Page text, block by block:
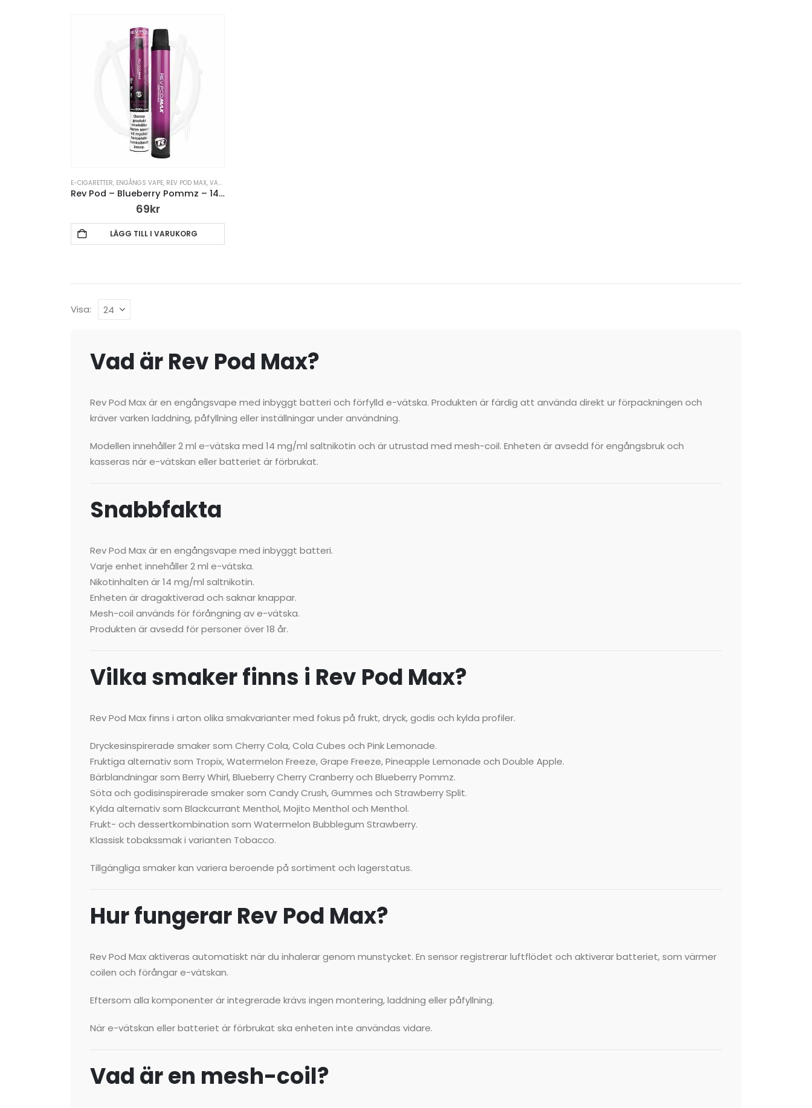
E-CIGARETTER, ENGÅNGS VAPE, REV POD MAX, VAPE PENNA
Rev Pod – Blueberry Pommz – 14mg Engångsvape
69kr
LÄGG TILL I VARUKORG
Visa:
Vad är Rev Pod Max?
Rev Pod Max är en engångsvape med inbyggt batteri och förfylld e-vätska. Produkten är färdig att använda direkt ur förpackningen och
kräver varken laddning, påfyllning eller inställningar under användning.
Modellen innehåller 2 ml e-vätska med 14 mg/ml saltnikotin och är utrustad med mesh-coil. Enheten är avsedd för engångsbruk och
kasseras när e-vätskan eller batteriet är förbrukat.
Snabbfakta
Rev Pod Max är en engångsvape med inbyggt batteri.
Varje enhet innehåller 2 ml e-vätska.
Nikotinhalten är 14 mg/ml saltnikotin.
Enheten är dragaktiverad och saknar knappar.
Mesh-coil används för förångning av e-vätska.
Produkten är avsedd för personer över 18 år.
Vilka smaker finns i Rev Pod Max?
Rev Pod Max finns i arton olika smakvarianter med fokus på frukt, dryck, godis och kylda profiler.
Dryckesinspirerade smaker som Cherry Cola, Cola Cubes och Pink Lemonade.
Fruktiga alternativ som Tropix, Watermelon Freeze, Grape Freeze, Pineapple Lemonade och Double Apple.
Bärblandningar som Berry Whirl, Blueberry Cherry Cranberry och Blueberry Pommz.
Söta och godisinspirerade smaker som Candy Crush, Gummes och Strawberry Split.
Kylda alternativ som Blackcurrant Menthol, Mojito Menthol och Menthol.
Frukt- och dessertkombination som Watermelon Bubblegum Strawberry.
Klassisk tobakssmak i varianten Tobacco.
Tillgängliga smaker kan variera beroende på sortiment och lagerstatus.
Hur fungerar Rev Pod Max?
Rev Pod Max aktiveras automatiskt när du inhalerar genom munstycket. En sensor registrerar luftflödet och aktiverar batteriet, som värmer
coilen och förångar e-vätskan.
Eftersom alla komponenter är integrerade krävs ingen montering, laddning eller påfyllning.
När e-vätskan eller batteriet är förbrukat ska enheten inte användas vidare.
Vad är en mesh-coil?